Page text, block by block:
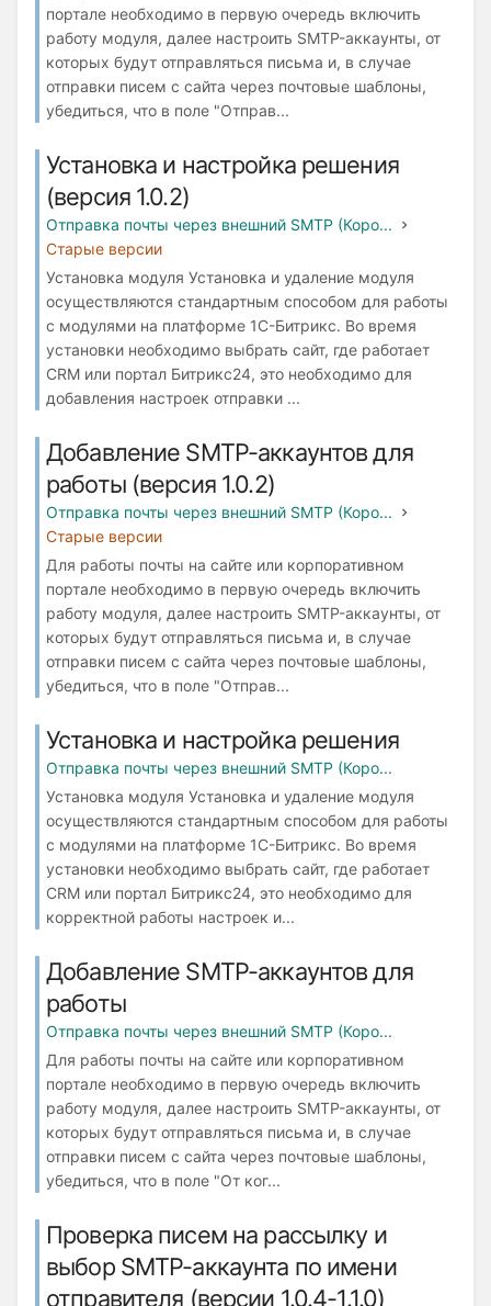
портале необходимо в первую очередь включить
работу модуля, далее настроить SMTP-аккаунты, от
которых будут отправляться письма и, в случае
отправки писем с сайта через почтовые шаблоны,
убедиться, что в поле "Отправ...
Установка и настройка решения
(версия 1.0.2)
Отправка почты через внешний SMTP (Коро...
Старые версии
Установка модуля Установка и удаление модуля
осуществляются стандартным способом для работы
с модулями на платформе 1С-Битрикс. Во время
установки необходимо выбрать сайт, где работает
СRM или портал Битрикс24, это необходимо для
добавления настроек отправки ...
Добавление SMTP-аккаунтов для
работы (версия 1.0.2)
Отправка почты через внешний SMTP (Коро...
Старые версии
Для работы почты на сайте или корпоративном
портале необходимо в первую очередь включить
работу модуля, далее настроить SMTP-аккаунты, от
которых будут отправляться письма и, в случае
отправки писем с сайта через почтовые шаблоны,
убедиться, что в поле "Отправ...
Установка и настройка решения
Отправка почты через внешний SMTP (Коро...
Установка модуля Установка и удаление модуля
осуществляются стандартным способом для работы
с модулями на платформе 1С-Битрикс. Во время
установки необходимо выбрать сайт, где работает
СRM или портал Битрикс24, это необходимо для
корректной работы настроек и...
Добавление SMTP-аккаунтов для
работы
Отправка почты через внешний SMTP (Коро...
Для работы почты на сайте или корпоративном
портале необходимо в первую очередь включить
работу модуля, далее настроить SMTP-аккаунты, от
которых будут отправляться письма и, в случае
отправки писем с сайта через почтовые шаблоны,
убедиться, что в поле "От ког...
Проверка писем на рассылку и
выбор SMTP-аккаунта по имени
отправителя (версии 1.0.4-1.1.0)